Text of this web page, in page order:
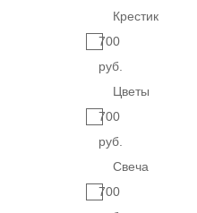
Крестик
700
руб.
Цветы
700
руб.
Свеча
700